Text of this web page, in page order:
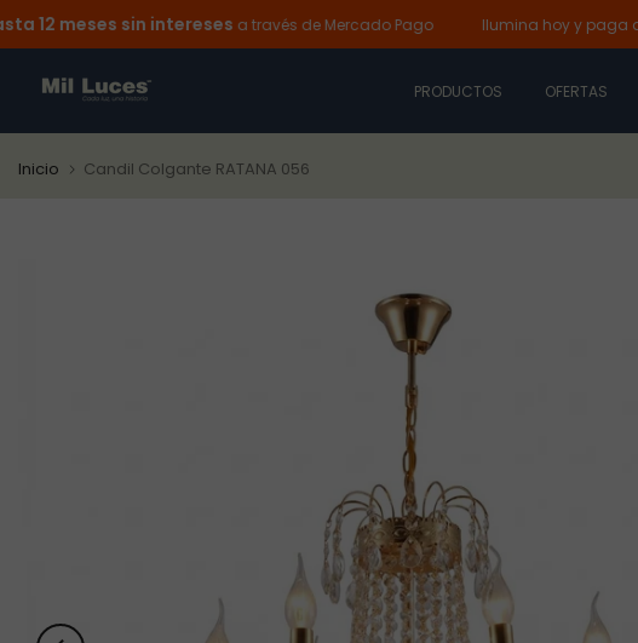
Ir
al
contenido
meses sin interesesa través de Mercado Pago Ilumina hoy y paga
PRODUCTOS OFERTAS
Inicio Candil Colgante RATANA 056